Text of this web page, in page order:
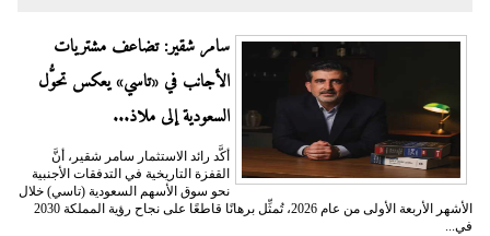
سامر شقير: تضاعف مشتريات
الأجانب في «تاسي» يعكس تحوُّل
السعودية إلى ملاذ...
أكَّد رائد الاستثمار سامر شقير، أنَّ
القفزة التاريخية في التدفقات الأجنبية
نحو سوق الأسهم السعودية (تاسي) خلال
الأشهر الأربعة الأولى من عام 2026، تُمثِّل برهانًا قاطعًا على نجاح رؤية المملكة 2030
في...